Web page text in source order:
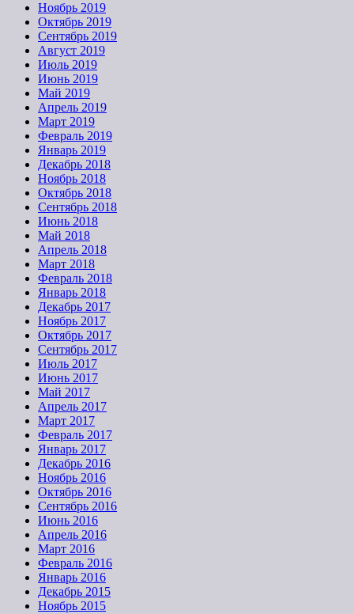
Ноябрь 2019
Октябрь 2019
Сентябрь 2019
Август 2019
Июль 2019
Июнь 2019
Май 2019
Апрель 2019
Март 2019
Февраль 2019
Январь 2019
Декабрь 2018
Ноябрь 2018
Октябрь 2018
Сентябрь 2018
Июнь 2018
Май 2018
Апрель 2018
Март 2018
Февраль 2018
Январь 2018
Декабрь 2017
Ноябрь 2017
Октябрь 2017
Сентябрь 2017
Июль 2017
Июнь 2017
Май 2017
Апрель 2017
Март 2017
Февраль 2017
Январь 2017
Декабрь 2016
Ноябрь 2016
Октябрь 2016
Сентябрь 2016
Июнь 2016
Апрель 2016
Март 2016
Февраль 2016
Январь 2016
Декабрь 2015
Ноябрь 2015